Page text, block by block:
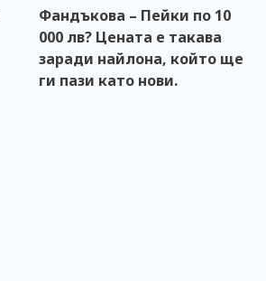
Фандъкова – Пейки по 10
000 лв? Цената е такава
заради найлона, който ще
ги пази като нови.